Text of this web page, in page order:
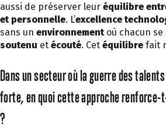
aussi de préserver leur équilibre
et personnelle. L’excellence
sans un environnementoù chacun se
soutenu et écouté. Cet équilibre fait
Dans un secteur où la guerre des
forte, en quoi cette approche
?